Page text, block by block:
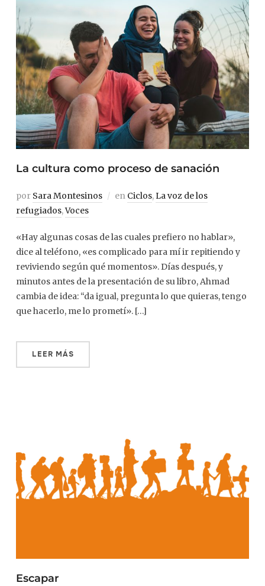
La cultura como proceso de sanación
por Sara Montesinos en Ciclos,La voz de los
refugiados,Voces
«Hay algunas cosas de las cuales prefiero no hablar»,
dice al teléfono, «es complicado para mí ir repitiendo y
reviviendo según qué momentos». Días después, y
minutos antes de la presentación de su libro, Ahmad
cambia de idea: “da igual, pregunta lo que quieras, tengo
que hacerlo, me lo prometí». […]
LEER MÁS
Escapar